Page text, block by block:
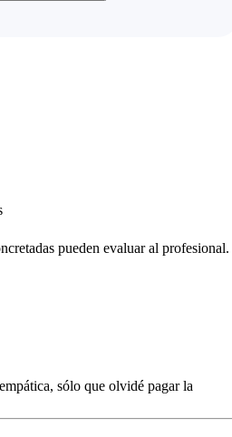
pueden evaluar al profesional.
sólo que olvidé pagar la